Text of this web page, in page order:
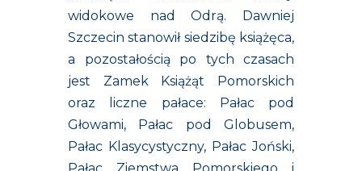
widokowe nad Odrą. Dawniej
Szczecin stanowił siedzibę książęca,
a pozostałością po tych czasach
jest Zamek Książąt Pomorskich
oraz liczne pałace: Pałac pod
Głowami, Pałac pod Globusem,
Pałac Klasycystyczny, Pałac Joński,